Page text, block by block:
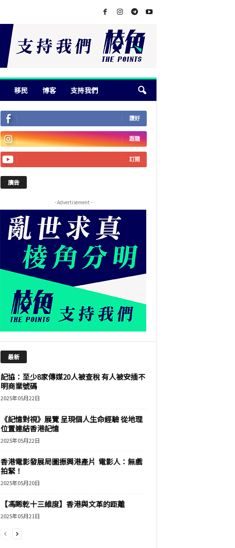
移民 博客 支持我們
讚好
跟隨
訂閱
廣告
- Advertisement -
最新
記協：至少8家傳媒20人被查稅 有人被安插不
明商業號碼
2025年05月22日
《記憶對視》展覽 呈現個人生命經驗 從地理
位置連結香港記憶
2025年05月22日
香港電影發展局圖振興港產片 電影人：無戲
拍緊！
2025年05月20日
【馮睎乾十三維度】香港與文革的距離
2025年05月21日